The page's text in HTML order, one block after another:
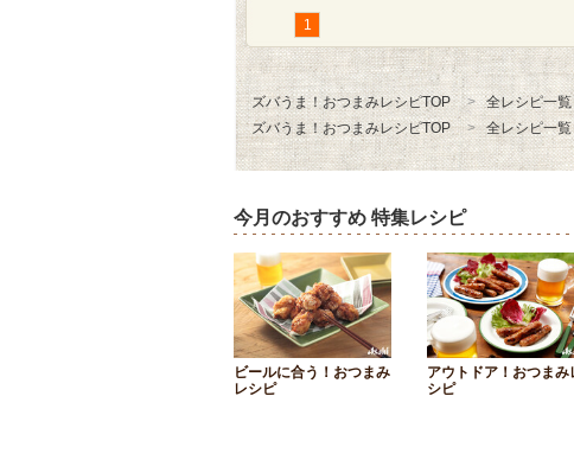
1
ズバうま！おつまみレシピTOP 全レシピ一覧
ズバうま！おつまみレシピTOP
全レシピ一覧
今月のおすすめ 特集レシピ
ビールに合う！おつまみ
レシピ
アウトドア！おつまみ
シピ